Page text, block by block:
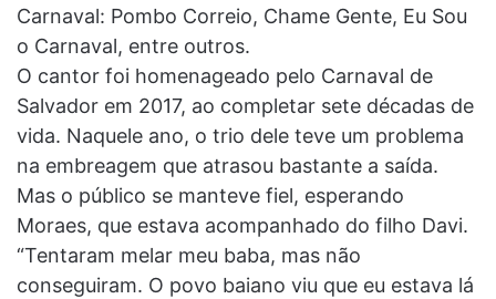
Carnaval: Pombo Correio, Chame Gente, Eu Sou
o Carnaval, entre outros.
O cantor foi homenageado pelo Carnaval de
Salvador em 2017, ao completar sete décadas de
vida. Naquele ano, o trio dele teve um problema
na embreagem que atrasou bastante a saída.
Mas o público se manteve fiel, esperando
Moraes, que estava acompanhado do filho Davi.
“Tentaram melar meu baba, mas não
conseguiram. O povo baiano viu que eu estava lá